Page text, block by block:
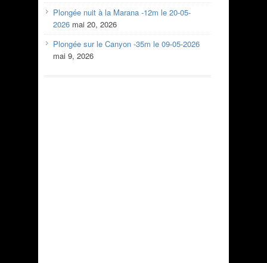
Plongée nuit à la Marana -12m le 20-05-
2026 mai 20, 2026
Plongée sur le Canyon -35m le 09-05-2026
mai 9, 2026